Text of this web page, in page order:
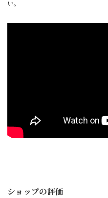
い。
ショップの評価